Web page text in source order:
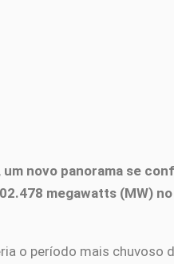
novo panorama se
megawatts (MW)
o período mais chuvoso